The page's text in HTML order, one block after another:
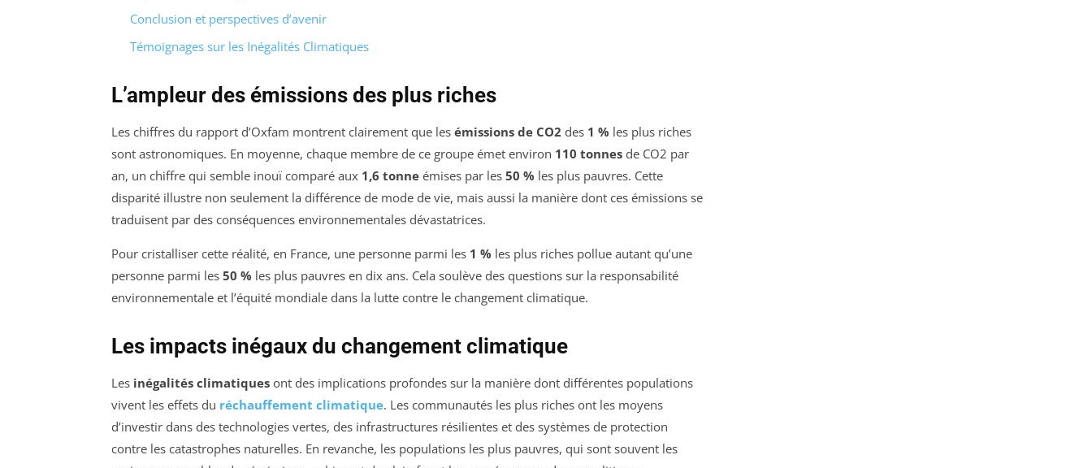
Conclusion et perspectives d’avenir
Témoignages sur les Inégalités Climatiques
L’ampleur des émissions des plus riches
Les chiffres du rapport d’Oxfam montrent clairement que les émissions de CO2 des 1 % les plus riches
sont astronomiques. En moyenne, chaque membre de ce groupe émet environ 110 tonnes de CO2 par
an, un chiffre qui semble inouï comparé aux 1,6 tonne émises par les 50 % les plus pauvres. Cette
disparité illustre non seulement la différence de mode de vie, mais aussi la manière dont ces émissions se
traduisent par des conséquences environnementales dévastatrices.
Pour cristalliser cette réalité, en France, une personne parmi les 1 % les plus riches pollue autant qu’une
personne parmi les 50 % les plus pauvres en dix ans. Cela soulève des questions sur la responsabilité
environnementale et l’équité mondiale dans la lutte contre le changement climatique.
Les impacts inégaux du changement climatique
Les inégalités climatiques ont des implications profondes sur la manière dont différentes populations
vivent les effets du réchauffement climatique. Les communautés les plus riches ont les moyens
d’investir dans des technologies vertes, des infrastructures résilientes et des systèmes de protection
contre les catastrophes naturelles. En revanche, les populations les plus pauvres, qui sont souvent les